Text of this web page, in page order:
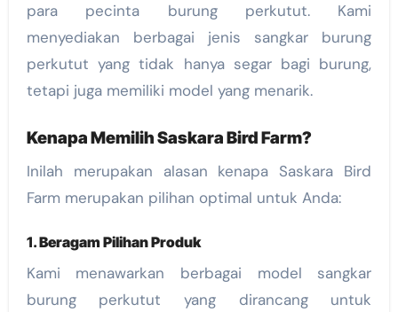
para pecinta burung perkutut. Kami
menyediakan berbagai jenis sangkar burung
perkutut yang tidak hanya segar bagi burung,
tetapi juga memiliki model yang menarik.
Kenapa Memilih Saskara Bird Farm?
Inilah merupakan alasan kenapa Saskara Bird
Farm merupakan pilihan optimal untuk Anda:
1.Beragam Pilihan Produk
Kami menawarkan berbagai model sangkar
burung perkutut yang dirancang untuk